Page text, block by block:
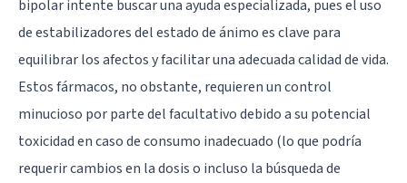
bipolar intente buscar una ayuda especializada, pues el uso
de estabilizadores del estado de ánimo es clave para
equilibrar los afectos y facilitar una adecuada calidad de vida.
Estos fármacos, no obstante, requieren un control
minucioso por parte del facultativo debido a su potencial
toxicidad en caso de consumo inadecuado (lo que podría
requerir cambios en la dosis o incluso la búsqueda de